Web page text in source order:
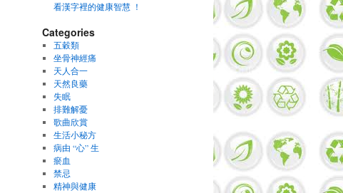
看漢字裡的健康智慧 ！
Categories
五穀類
坐骨神經痛
天人合一
天然良藥
失眠
排難解憂
歌曲欣賞
生活小秘方
病由 “心” 生
瘀血
禁忌
精神與健康